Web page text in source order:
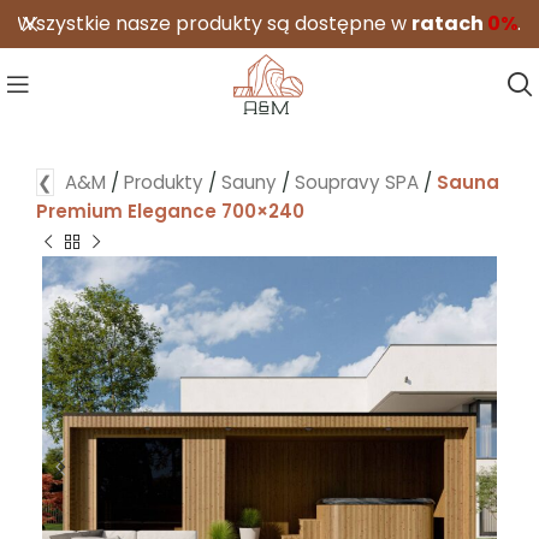
❮ A&M / Produkty / Sauny / Soupravy SPA / Sauna
Premium Elegance 700×240
nasze produkty są dostępne wratach0%.